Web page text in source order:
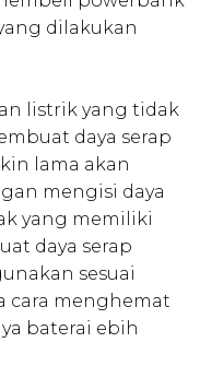
dilakukan
listrik yang tidak
daya serap
lama akan
mengisi daya
yang memiliki
daya serap
sesuai
cara menghemat
baterai ebih